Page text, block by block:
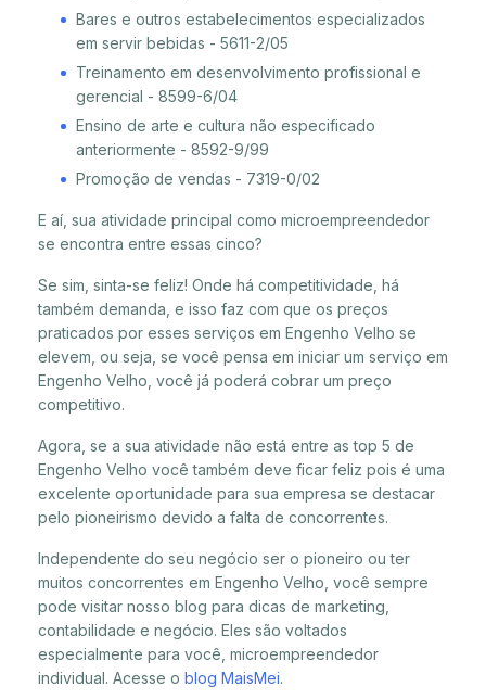
Bares e outros estabelecimentos especializados
em servir bebidas - 5611-2/05
Treinamento em desenvolvimento profissional e
gerencial - 8599-6/04
Ensino de arte e cultura não especificado
anteriormente - 8592-9/99
Promoção de vendas - 7319-0/02
E aí, sua atividade principal como microempreendedor
se encontra entre essas cinco?
Se sim, sinta-se feliz! Onde há competitividade, há
também demanda, e isso faz com que os preços
praticados por esses serviços em Engenho Velho se
elevem, ou seja, se você pensa em iniciar um serviço em
Engenho Velho, você já poderá cobrar um preço
competitivo.
Agora, se a sua atividade não está entre as top 5 de
Engenho Velho você também deve ficar feliz pois é uma
excelente oportunidade para sua empresa se destacar
pelo pioneirismo devido a falta de concorrentes.
Independente do seu negócio ser o pioneiro ou ter
muitos concorrentes em Engenho Velho, você sempre
pode visitar nosso blog para dicas de marketing,
contabilidade e negócio. Eles são voltados
especialmente para você, microempreendedor
individual. Acesse o blog MaisMei.